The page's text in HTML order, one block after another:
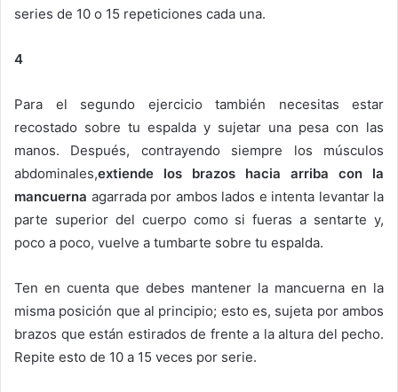
series de 10 o 15 repeticiones cada una.
4
Para el segundo ejercicio también necesitas estar
recostado sobre tu espalda y sujetar una pesa con las
manos. Después, contrayendo siempre los músculos
abdominales,extiende los brazos hacia arriba con la
mancuerna agarrada por ambos lados e intenta levantar la
parte superior del cuerpo como si fueras a sentarte y,
poco a poco, vuelve a tumbarte sobre tu espalda.
Ten en cuenta que debes mantener la mancuerna en la
misma posición que al principio; esto es, sujeta por ambos
brazos que están estirados de frente a la altura del pecho.
Repite esto de 10 a 15 veces por serie.